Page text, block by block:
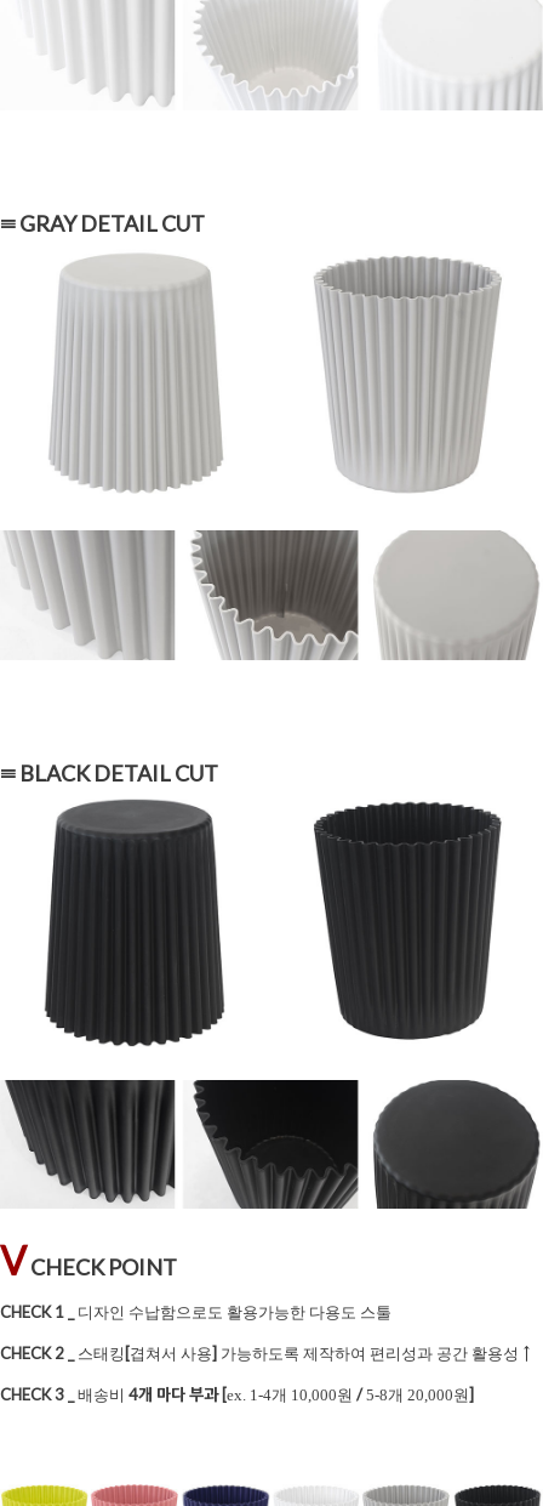
≡ GRAY DETAIL CUT
≡ BLACK DETAIL CUT
VCHECK POINT
CHECK 1 _ 디자인 수납함으로도 활용가능한 다용도 스툴
CHECK 2 _ 스태킹 [겹쳐서 사용] 가능하도록 제작하여 편리성과 공간 활용성 ↑
CHECK 3 _ 배송비 4개 마다 부과 [ex. 1-4개 10,000원 /5-8개 20,000원]